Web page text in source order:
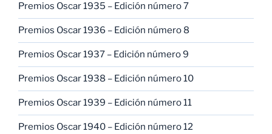
Premios Oscar 1935 – Edición número 7
Premios Oscar 1936 – Edición número 8
Premios Oscar 1937 – Edición número 9
Premios Oscar 1938 – Edición número 10
Premios Oscar 1939 – Edición número 11
Premios Oscar 1940 – Edición número 12